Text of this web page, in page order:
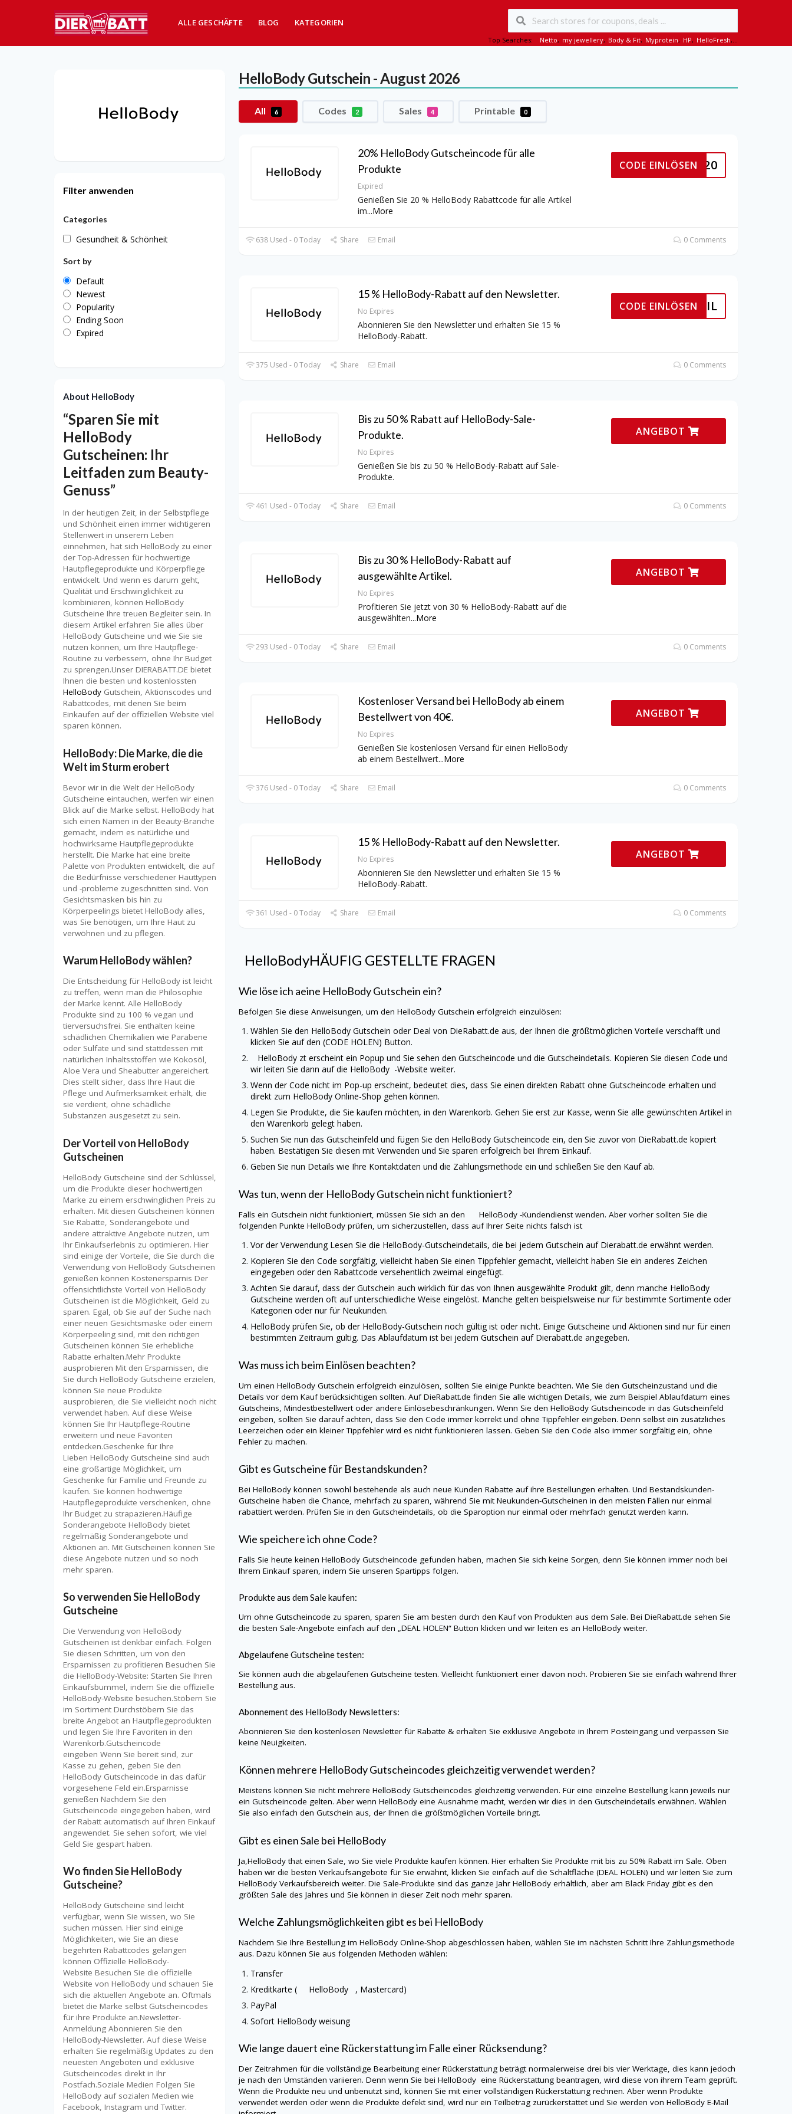
ALLE GESCHÄFTE BLOG KATEGORIEN
Top Searches: Netto, my jewellery, Body & Fit, Myprotein, HP, HelloFresh,...
HelloBodyGutschein - August 2026
All 6 Codes 2 Sales 4 Printable 0
20% HelloBody Gutscheincode für alle
Produkte
Expired
Genießen Sie 20 % HelloBody Rabattcode für alle Artikel
im...More
HOPNEW20
CODE EINLÖSEN
638 Used - 0 Today Share Email 0 Comments
15 % HelloBody-Rabatt auf den Newsletter.
No Expires
Abonnieren Sie den Newsletter und erhalten Sie 15 %
HelloBody-Rabatt.
ER EMAIL
CODE EINLÖSEN
375 Used - 0 Today Share Email 0 Comments
Bis zu 50 % Rabatt auf HelloBody-Sale-
Produkte.
No Expires
Genießen Sie bis zu 50 % HelloBody-Rabatt auf Sale-
Produkte.
ANGEBOT
461 Used - 0 Today Share Email 0 Comments
Bis zu 30 % HelloBody-Rabatt auf
ausgewählte Artikel.
No Expires
Profitieren Sie jetzt von 30 % HelloBody-Rabatt auf die
ausgewählten...More
ANGEBOT
293 Used - 0 Today Share Email 0 Comments
Kostenloser Versand bei HelloBody ab einem
Bestellwert von 40€.
No Expires
Genießen Sie kostenlosen Versand für einen HelloBody
ab einem Bestellwert...More
ANGEBOT
376 Used - 0 Today Share Email 0 Comments
15 % HelloBody-Rabatt auf den Newsletter.
No Expires
Abonnieren Sie den Newsletter und erhalten Sie 15 %
HelloBody-Rabatt.
ANGEBOT
361 Used - 0 Today Share Email 0 Comments
HelloBodyHÄUFIG GESTELLTE FRAGEN
Wie löse ich aeine HelloBodyGutschein ein?
Befolgen Sie diese Anweisungen, um denHelloBodyGutschein erfolgreich einzulösen:
Wählen Sie den HelloBodyGutschein oder Deal von DieRabatt.de aus, der Ihnen die größtmöglichen Vorteile verschafft und
klicken Sie auf den (CODE HOLEN) Button.
HelloBody zt erscheint ein Popup und Sie sehen den Gutscheincode und die Gutscheindetails. Kopieren Sie diesen Code und
wir leiten Sie dann auf die HelloBody -Website weiter.
Wenn der Code nicht im Pop-up erscheint, bedeutet dies, dass Sie einen direkten Rabatt ohne Gutscheincode erhalten und
direkt zum HelloBodyOnline-Shop gehen können.
Legen Sie Produkte, die Sie kaufen möchten, in den Warenkorb. Gehen Sie erst zur Kasse, wenn Sie alle gewünschten Artikel in
den Warenkorb gelegt haben.
Suchen Sie nun das Gutscheinfeld und fügen Sie den HelloBodyGutscheincode ein, den Sie zuvor von DieRabatt.de kopiert
haben. Bestätigen Sie diesen mit Verwenden und Sie sparen erfolgreich bei Ihrem Einkauf.
Geben Sie nun Details wie Ihre Kontaktdaten und die Zahlungsmethode ein und schließen Sie den Kauf ab.
Was tun, wenn der HelloBodyGutschein nicht funktioniert?
Falls ein Gutschein nicht funktioniert, müssen Sie sich an denHelloBody-Kundendienst wenden. Aber vorher sollten Sie die
folgenden PunkteHelloBodyprüfen, um sicherzustellen, dass auf Ihrer Seite nichts falsch ist
Vor der Verwendung Lesen Sie die HelloBody-Gutscheindetails, die bei jedem Gutschein auf Dierabatt.de erwähnt werden.
Kopieren Sie den Code sorgfältig, vielleicht haben Sie einen Tippfehler gemacht, vielleicht haben Sie ein anderes Zeichen
eingegeben oder den Rabattcode versehentlich zweimal eingefügt.
Achten Sie darauf, dass der Gutschein auch wirklich für das von Ihnen ausgewählte Produkt gilt, denn manche HelloBody
Gutscheine werden oft auf unterschiedliche Weise eingelöst. Manche gelten beispielsweise nur für bestimmte Sortimente oder
Kategorien oder nur für Neukunden.
HelloBodyprüfen Sie, ob der HelloBody-Gutschein noch gültig ist oder nicht. Einige Gutscheine und Aktionen sind nur für einen
bestimmten Zeitraum gültig. Das Ablaufdatum ist bei jedem Gutschein auf Dierabatt.de angegeben.
Was muss ich beim Einlösen beachten?
Um einenHelloBodyGutschein erfolgreich einzulösen, sollten Sie einige Punkte beachten. Wie Sie den Gutscheinzustand und die
Details vor dem Kauf berücksichtigen sollten. Auf DieRabatt.de finden Sie alle wichtigen Details, wie zum Beispiel Ablaufdatum eines
Gutscheins, Mindestbestellwert oder andere Einlösebeschränkungen. Wenn Sie denHelloBodyGutscheincode in das Gutscheinfeld
eingeben, sollten Sie darauf achten, dass Sie den Code immer korrekt und ohne Tippfehler eingeben. Denn selbst ein zusätzliches
Leerzeichen oder ein kleiner Tippfehler wird es nicht funktionieren lassen. Geben Sie den Code also immer sorgfältig ein, ohne
Fehler zu machen.
Gibt es Gutscheine für Bestandskunden?
BeiHelloBodykönnen sowohl bestehende als auch neue Kunden Rabatte auf ihre Bestellungen erhalten. Und Bestandskunden-
Gutscheine haben die Chance, mehrfach zu sparen, während Sie mit Neukunden-Gutscheinen in den meisten Fällen nur einmal
rabattiert werden. Prüfen Sie in den Gutscheindetails, ob die Sparoption nur einmal oder mehrfach genutzt werden kann.
Wie speichere ich ohne Code?
Falls Sie heute keinenHelloBodyGutscheincode gefunden haben, machen Sie sich keine Sorgen, denn Sie können immer noch bei
Ihrem Einkauf sparen, indem Sie unseren Spartipps folgen.
Produkte aus dem Sale kaufen:
Um ohne Gutscheincode zu sparen, sparen Sie am besten durch den Kauf von Produkten aus dem Sale. Bei DieRabatt.de sehen Sie
die besten Sale-Angebote einfach auf den „DEAL HOLEN“ Button klicken und wir leiten es anHelloBodyweiter.
Abgelaufene Gutscheine testen:
Sie können auch die abgelaufenen Gutscheine testen. Vielleicht funktioniert einer davon noch. Probieren Sie sie einfach während Ihrer
Bestellung aus.
Abonnement des HelloBody Newsletters:
Abonnieren Sie den kostenlosen Newsletter für Rabatte & erhalten Sie exklusive Angebote in Ihrem Posteingang und verpassen Sie
keine Neuigkeiten.
Können mehrere HelloBodyGutscheincodes gleichzeitig verwendet werden?
Meistens können Sie nicht mehrereHelloBodyGutscheincodes gleichzeitig verwenden. Für eine einzelne Bestellung kann jeweils nur
ein Gutscheincode gelten. Aber wennHelloBodyeine Ausnahme macht, werden wir dies in den Gutscheindetails erwähnen. Wählen
Sie also einfach den Gutschein aus, der Ihnen die größtmöglichen Vorteile bringt.
Gibt es einen Sale bei HelloBody
Ja,HelloBodythat einen Sale, wo Sie viele Produkte kaufen können. Hier erhalten Sie Produkte mit bis zu 50% Rabatt im Sale. Oben
haben wir die besten Verkaufsangebote für Sie erwähnt, klicken Sie einfach auf die Schaltfläche (DEAL HOLEN) und wir leiten Sie zum
HelloBodyVerkaufsbereich weiter. Die Sale-Produkte sind das ganze JahrHelloBodyerhältlich, aber am Black Friday gibt es den
größten Sale des Jahres und Sie können in dieser Zeit noch mehr sparen.
Welche Zahlungsmöglichkeiten gibt es bei HelloBody
Nachdem Sie Ihre Bestellung imHelloBodyOnline-Shop abgeschlossen haben, wählen Sie im nächsten Schritt Ihre Zahlungsmethode
aus. Dazu können Sie aus folgenden Methoden wählen:
Transfer
Kreditkarte ( HelloBody
, Mastercard)
PayPal
Sofort HelloBodyweisung
Wie lange dauert eine Rückerstattung im Falle einer Rücksendung?
Der Zeitrahmen für die vollständige Bearbeitung einer Rückerstattung beträgt normalerweise drei bis vier Werktage, dies kann jedoch
je nach den Umständen variieren. Denn wenn Sie bei HelloBody eine Rückerstattung beantragen, wird diese von ihrem Team geprüft.
Wenn die Produkte neu und unbenutzt sind, können Sie mit einer vollständigen Rückerstattung rechnen. Aber wenn Produkte
verwendet werden oder wenn die Produkte defekt sind, wird nur ein Teilbetrag zurückerstattet und Sie werden vonHelloBodyE-Mail
Filter anwenden
Categories
Gesundheit & Schönheit
Sort by
Default
Newest
Popularity
Ending Soon
Expired
About HelloBody
“Sparen Sie mit
HelloBody
Gutscheinen: Ihr
Leitfaden zum Beauty-
Genuss”
In der heutigen Zeit, in der Selbstpflege
und Schönheit einen immer wichtigeren
Stellenwert in unserem Leben
einnehmen, hat sich HelloBody zu einer
der Top-Adressen für hochwertige
Hautpflegeprodukte und Körperpflege
entwickelt. Und wenn es darum geht,
Qualität und Erschwinglichkeit zu
kombinieren, können HelloBody
Gutscheine Ihre treuen Begleiter sein. In
diesem Artikel erfahren Sie alles über
HelloBody Gutscheine und wie Sie sie
nutzen können, um Ihre Hautpflege-
Routine zu verbessern, ohne Ihr Budget
zu sprengen.Unser DIERABATT.DE bietet
Ihnen die besten und kostenlossten
HelloBody Gutschein, Aktionscodes und
Rabattcodes, mit denen Sie beim
Einkaufen auf der offiziellen Website viel
sparen können.
HelloBody: Die Marke, die die
Welt im Sturm erobert
Bevor wir in die Welt der HelloBody
Gutscheine eintauchen, werfen wir einen
Blick auf die Marke selbst. HelloBody hat
sich einen Namen in der Beauty-Branche
gemacht, indem es natürliche und
hochwirksame Hautpflegeprodukte
herstellt. Die Marke hat eine breite
Palette von Produkten entwickelt, die auf
die Bedürfnisse verschiedener Hauttypen
und -probleme zugeschnitten sind. Von
Gesichtsmasken bis hin zu
Körperpeelings bietet HelloBody alles,
was Sie benötigen, um Ihre Haut zu
verwöhnen und zu pflegen.
Warum HelloBody wählen?
Die Entscheidung für HelloBody ist leicht
zu treffen, wenn man die Philosophie
der Marke kennt. Alle HelloBody
Produkte sind zu 100 % vegan und
tierversuchsfrei. Sie enthalten keine
schädlichen Chemikalien wie Parabene
oder Sulfate und sind stattdessen mit
natürlichen Inhaltsstoffen wie Kokosöl,
Aloe Vera und Sheabutter angereichert.
Dies stellt sicher, dass Ihre Haut die
Pflege und Aufmerksamkeit erhält, die
sie verdient, ohne schädliche
Substanzen ausgesetzt zu sein.
Der Vorteil von HelloBody
Gutscheinen
HelloBody Gutscheine sind der Schlüssel,
um die Produkte dieser hochwertigen
Marke zu einem erschwinglichen Preis zu
erhalten. Mit diesen Gutscheinen können
Sie Rabatte, Sonderangebote und
andere attraktive Angebote nutzen, um
Ihr Einkaufserlebnis zu optimieren. Hier
sind einige der Vorteile, die Sie durch die
Verwendung von HelloBody Gutscheinen
genießen können Kostenersparnis Der
offensichtlichste Vorteil von HelloBody
Gutscheinen ist die Möglichkeit, Geld zu
sparen. Egal, ob Sie auf der Suche nach
einer neuen Gesichtsmaske oder einem
Körperpeeling sind, mit den richtigen
Gutscheinen können Sie erhebliche
Rabatte erhalten.Mehr Produkte
ausprobieren Mit den Ersparnissen, die
Sie durch HelloBody Gutscheine erzielen,
können Sie neue Produkte
ausprobieren, die Sie vielleicht noch nicht
verwendet haben. Auf diese Weise
können Sie Ihr Hautpflege-Routine
erweitern und neue Favoriten
entdecken.Geschenke für Ihre
Lieben HelloBody Gutscheine sind auch
eine großartige Möglichkeit, um
Geschenke für Familie und Freunde zu
kaufen. Sie können hochwertige
Hautpflegeprodukte verschenken, ohne
Ihr Budget zu strapazieren.Häufige
Sonderangebote HelloBody bietet
regelmäßig Sonderangebote und
Aktionen an. Mit Gutscheinen können Sie
diese Angebote nutzen und so noch
mehr sparen.
So verwenden Sie HelloBody
Gutscheine
Die Verwendung von HelloBody
Gutscheinen ist denkbar einfach. Folgen
Sie diesen Schritten, um von den
Ersparnissen zu profitieren Besuchen Sie
die HelloBody-Website: Starten Sie Ihren
Einkaufsbummel, indem Sie die offizielle
HelloBody-Website besuchen.Stöbern Sie
im Sortiment Durchstöbern Sie das
breite Angebot an Hautpflegeprodukten
und legen Sie Ihre Favoriten in den
Warenkorb.Gutscheincode
eingeben Wenn Sie bereit sind, zur
Kasse zu gehen, geben Sie den
HelloBody Gutscheincode in das dafür
vorgesehene Feld ein.Ersparnisse
genießen Nachdem Sie den
Gutscheincode eingegeben haben, wird
der Rabatt automatisch auf Ihren Einkauf
angewendet. Sie sehen sofort, wie viel
Geld Sie gespart haben.
Wo finden Sie HelloBody
Gutscheine?
HelloBody Gutscheine sind leicht
verfügbar, wenn Sie wissen, wo Sie
suchen müssen. Hier sind einige
Möglichkeiten, wie Sie an diese
begehrten Rabattcodes gelangen
können Offizielle HelloBody-
Website Besuchen Sie die offizielle
Website von HelloBody und schauen Sie
sich die aktuellen Angebote an. Oftmals
bietet die Marke selbst Gutscheincodes
für ihre Produkte an.Newsletter-
Anmeldung Abonnieren Sie den
HelloBody-Newsletter. Auf diese Weise
erhalten Sie regelmäßig Updates zu den
neuesten Angeboten und exklusive
Gutscheincodes direkt in Ihr
Postfach.Soziale Medien Folgen Sie
HelloBody auf sozialen Medien wie
Facebook, Instagram und Twitter.